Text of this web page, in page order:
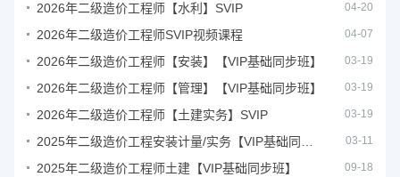
2026年二级造价工程师【水利】SVIP 04-20
2026年二级造价工程师SVIP视频课程 04-07
2026年二级造价工程师【安装】【VIP基础同步班】 03-19
2026年二级造价工程师【管理】【VIP基础同步班】 03-19
2026年二级造价工程师【土建实务】SVIP 03-19
03-11
2025年二级造价工程师土建【VIP基础同步班】 09-18